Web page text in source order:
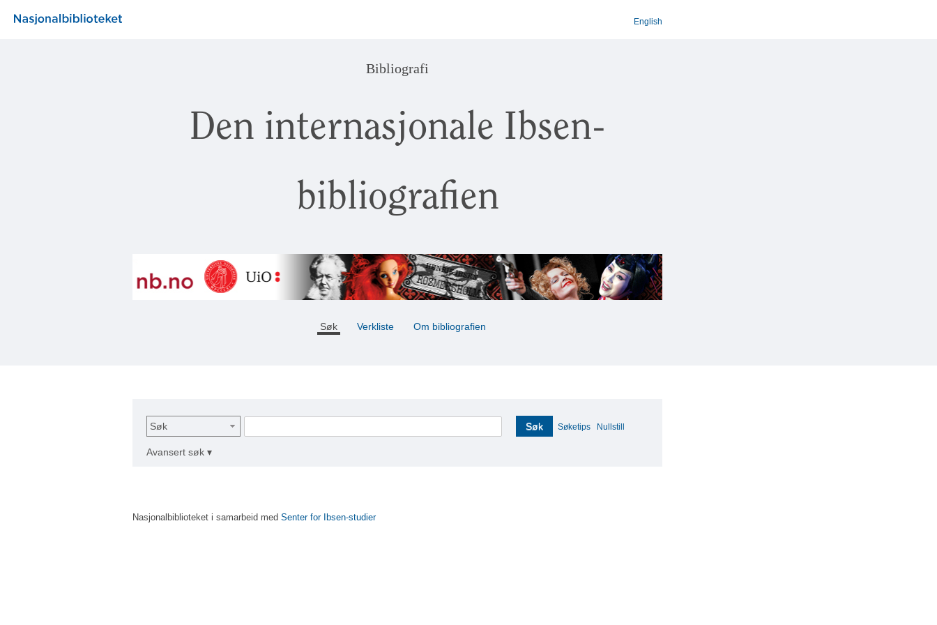
English
Bibliografi
Den internasjonale Ibsen-
bibliografien
Søk Verkliste Om bibliografien
Søk Søk Søketips Nullstill
Avansert søk ▾
Nasjonalbiblioteket i samarbeid med Senter for Ibsen-studier